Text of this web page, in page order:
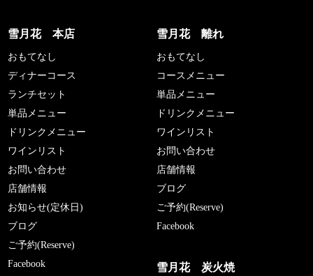
雪月花 本店
おもてなし
ディナーコース
ランチセット
単品メニュー
ドリンクメニュー
ワインリスト
お問い合わせ
店舗情報
お知らせ(定休日)
ブログ
ご予約(Reserve)
Facebook
雪月花 離れ
おもてなし
コースメニュー
単品メニュー
ドリンクメニュー
ワインリスト
お問い合わせ
店舗情報
ブログ
ご予約(Reserve)
Facebook
雪月花 炭火焼